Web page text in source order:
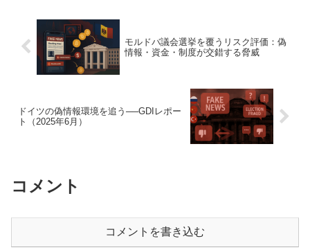
モルドバ議会選挙を覆うリスク評価：偽
情報・資金・制度が交錯する脅威
ドイツの偽情報環境を追う──GDIレポー
ト（2025年6月）
コメント
コメントを書き込む